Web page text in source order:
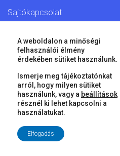
Sajtókapcsolat
© 2026 Győr Megyei Jogú
A weboldalon a minőségi
felhasználói élmény
érdekében sütiket használunk.
Ismerje meg tájékoztatónkat
arról, hogy milyen sütiket
használunk, vagy a beállítások
résznél ki lehet kapcsolni a
használatukat.
Elfogadás